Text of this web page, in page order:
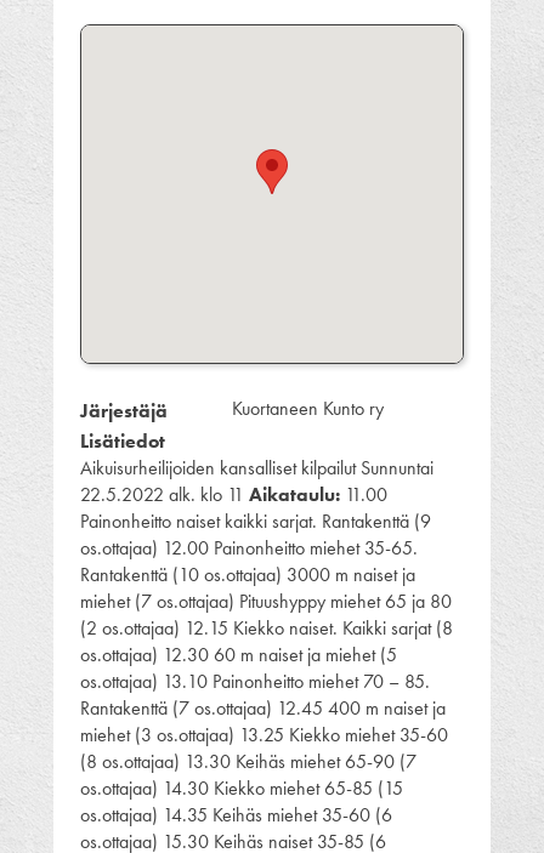
Järjestäjä
Kuortaneen Kunto ry
Lisätiedot
Aikuisurheilijoiden kansalliset kilpailut Sunnuntai
22.5.2022 alk. klo 11 Aikataulu: 11.00
Painonheitto naiset kaikki sarjat. Rantakenttä (9
os.ottajaa) 12.00 Painonheitto miehet 35-65.
Rantakenttä (10 os.ottajaa) 3000 m naiset ja
miehet (7 os.ottajaa) Pituushyppy miehet 65 ja 80
(2 os.ottajaa) 12.15 Kiekko naiset. Kaikki sarjat (8
os.ottajaa) 12.30 60 m naiset ja miehet (5
os.ottajaa) 13.10 Painonheitto miehet 70 – 85.
Rantakenttä (7 os.ottajaa) 12.45 400 m naiset ja
miehet (3 os.ottajaa) 13.25 Kiekko miehet 35-60
(8 os.ottajaa) 13.30 Keihäs miehet 65-90 (7
os.ottajaa) 14.30 Kiekko miehet 65-85 (15
os.ottajaa) 14.35 Keihäs miehet 35-60 (6
os.ottajaa) 15.30 Keihäs naiset 35-85 (6